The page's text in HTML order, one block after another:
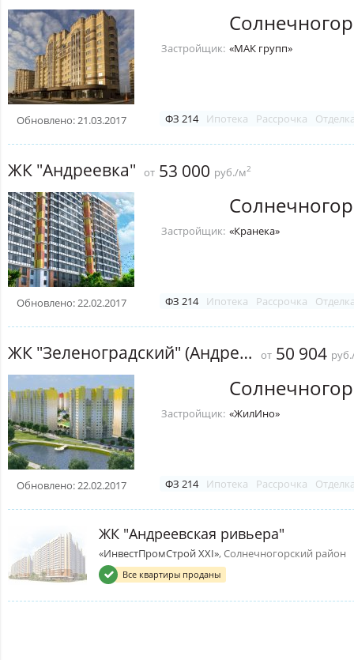
Обновлено: 21.03.2017
Застройщик: «МАК групп»
ФЗ 214 Ипотека Рассрочка
ЖК "Андреевка" от 53 000 руб./м2
Обновлено: 22.02.2017
Застройщик: «Кранека»
ФЗ 214 Ипотека Рассрочка
ЖК "Зеленоградский" (Андреевка) от 50 904
Обновлено: 22.02.2017
Застройщик: «ЖилИно»
ФЗ 214 Ипотека Рассрочка
ЖК "Андреевская ривьера"
«ИнвестПромСтрой XXI», Солнечногорский район
Все квартиры проданы